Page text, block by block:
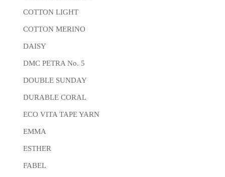
COTTON LIGHT
COTTON MERINO
DAISY
DMC PETRA No. 5
DOUBLE SUNDAY
DURABLE CORAL
ECO VITA TAPE YARN
EMMA
ESTHER
FABEL